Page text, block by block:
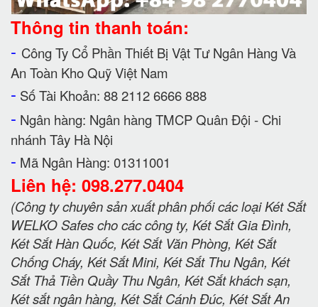
Thông tin thanh toán:
- Công Ty Cổ Phần Thiết Bị Vật Tư Ngân Hàng Và
An Toàn Kho Quỹ Việt Nam
- Số Tài Khoản: 88 2112 6666 888
- Ngân hàng: Ngân hàng TMCP Quân Đội - Chi
nhánh Tây Hà Nội
- Mã Ngân Hàng: 01311001
Liên hệ: 098.277.0404
(Công ty chuyên sản xuất phân phối các loại Két Sắt
WELKO Safes cho các công ty, Két Sắt Gia Đình,
Két Sắt Hàn Quốc, Két Sắt Văn Phòng, Két Sắt
Chống Cháy, Két Sắt Mini, Két Sắt Thu Ngân, Két
Sắt Thả Tiền Quầy Thu Ngân, Két Sắt khách sạn,
Két sắt ngân hàng, Két Sắt Cánh Đúc, Két Sắt An